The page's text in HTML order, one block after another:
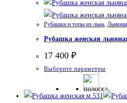
на
товара.
Рубашки и топы из льна
Рубашка женская
17 400 ₽
Выберите параметры
имеет